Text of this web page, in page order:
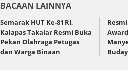
BACAAN LAINNYA
Semarak HUT Ke-81 RI,
Kalapas Takalar Resmi Buka
Pekan Olahraga Petugas
dan Warga Binaan